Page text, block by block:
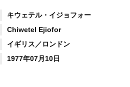
キウェテル・イジョフォー
Chiwetel Ejiofor
イギリス／ロンドン
1977年07月10日